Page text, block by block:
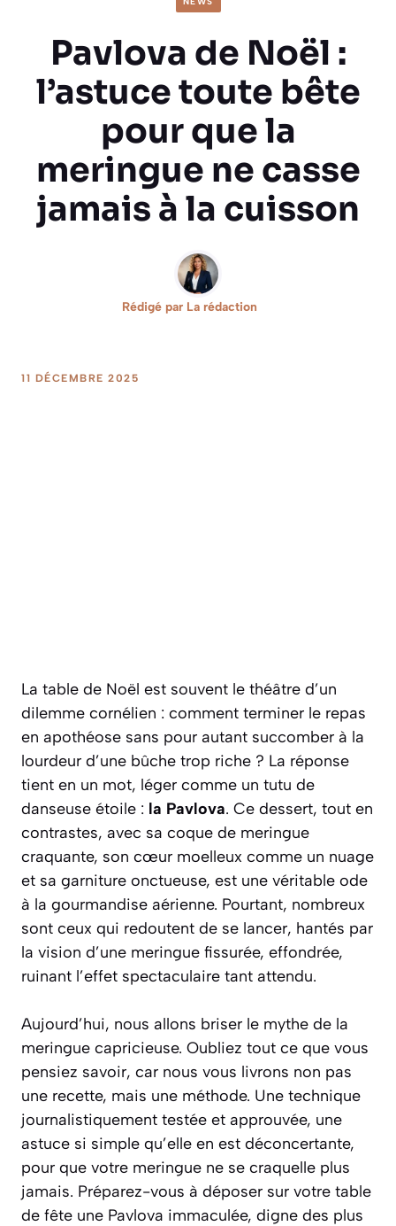
Pavlova de Noël :
l’astuce toute bête
pour que la
meringue ne casse
jamais à la cuisson
Rédigé par La rédaction
11 DÉCEMBRE 2025
La table de Noël est souvent le théâtre d’un
dilemme cornélien : comment terminer le repas
en apothéose sans pour autant succomber à la
lourdeur d’une bûche trop riche ? La réponse
tient en un mot, léger comme un tutu de
danseuse étoile : la Pavlova. Ce dessert, tout en
contrastes, avec sa coque de meringue
craquante, son cœur moelleux comme un nuage
et sa garniture onctueuse, est une véritable ode
à la gourmandise aérienne. Pourtant, nombreux
sont ceux qui redoutent de se lancer, hantés par
la vision d’une meringue fissurée, effondrée,
ruinant l’effet spectaculaire tant attendu.
Aujourd’hui, nous allons briser le mythe de la
meringue capricieuse. Oubliez tout ce que vous
pensiez savoir, car nous vous livrons non pas
une recette, mais une méthode. Une technique
journalistiquement testée et approuvée, une
astuce si simple qu’elle en est déconcertante,
pour que votre meringue ne se craquelle plus
jamais. Préparez-vous à déposer sur votre table
de fête une Pavlova immaculée, digne des plus